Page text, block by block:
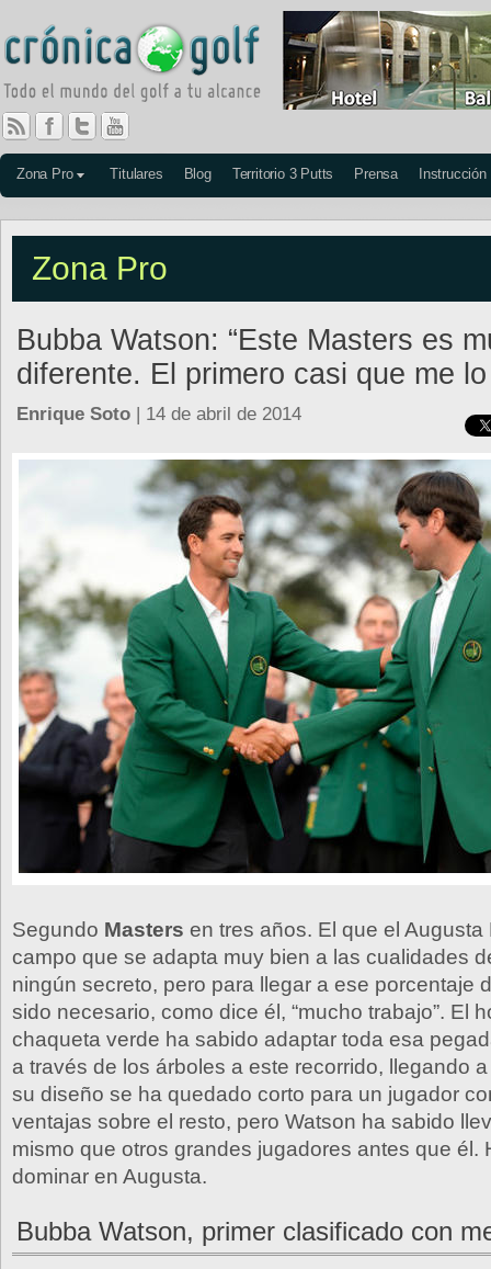
Zona Pro Titulares Blog Territorio 3 Putts Prensa Instrucción
Zona Pro
Bubba Watson: “Este Masters es
diferente. El primero casi que me
Enrique Soto | 14 de abril de 2014
Segundo Masters en tres años. El que el Augusta
campo que se adapta muy bien a las cualidades
ningún secreto, pero para llegar a ese porcentaje
sido necesario, como dice él, “mucho trabajo”. El
chaqueta verde ha sabido adaptar toda esa
a través de los árboles a este recorrido, llegando
su diseño se ha quedado corto para un jugador
ventajas sobre el resto, pero Watson ha sabido
mismo que otros grandes jugadores antes que él.
dominar en Augusta.
Bubba Watson, primer clasificado con